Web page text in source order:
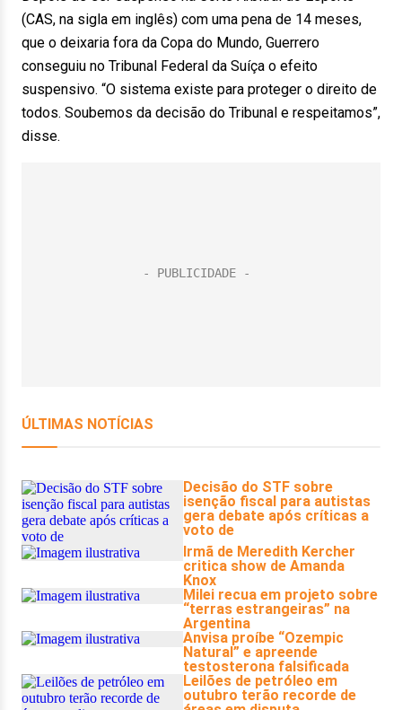
(CAS, na sigla em inglês) com uma pena de 14 meses,
que o deixaria fora da Copa do Mundo, Guerrero
conseguiu no Tribunal Federal da Suíça o efeito
suspensivo. “O sistema existe para proteger o direito de
todos. Soubemos da decisão do Tribunal e respeitamos”,
disse.